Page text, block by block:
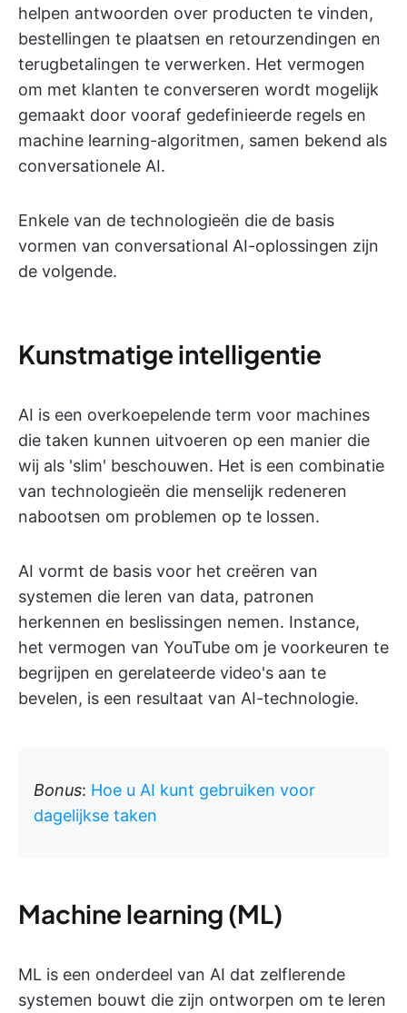
helpen antwoorden over producten te vinden,
bestellingen te plaatsen en retourzendingen en
terugbetalingen te verwerken. Het vermogen
om met klanten te converseren wordt mogelijk
gemaakt door vooraf gedefinieerde regels en
machine learning-algoritmen, samen bekend als
conversationele AI.
Enkele van de technologieën die de basis
vormen van conversational AI-oplossingen zijn
de volgende.
Kunstmatige intelligentie
AI is een overkoepelende term voor machines
die taken kunnen uitvoeren op een manier die
wij als 'slim' beschouwen. Het is een combinatie
van technologieën die menselijk redeneren
nabootsen om problemen op te lossen.
AI vormt de basis voor het creëren van
systemen die leren van data, patronen
herkennen en beslissingen nemen. Instance,
het vermogen van YouTube om je voorkeuren te
begrijpen en gerelateerde video's aan te
bevelen, is een resultaat van AI-technologie.
Bonus: Hoe u AI kunt gebruiken voor
dagelijkse taken
Machine learning (ML)
ML is een onderdeel van AI dat zelflerende
systemen bouwt die zijn ontworpen om te leren